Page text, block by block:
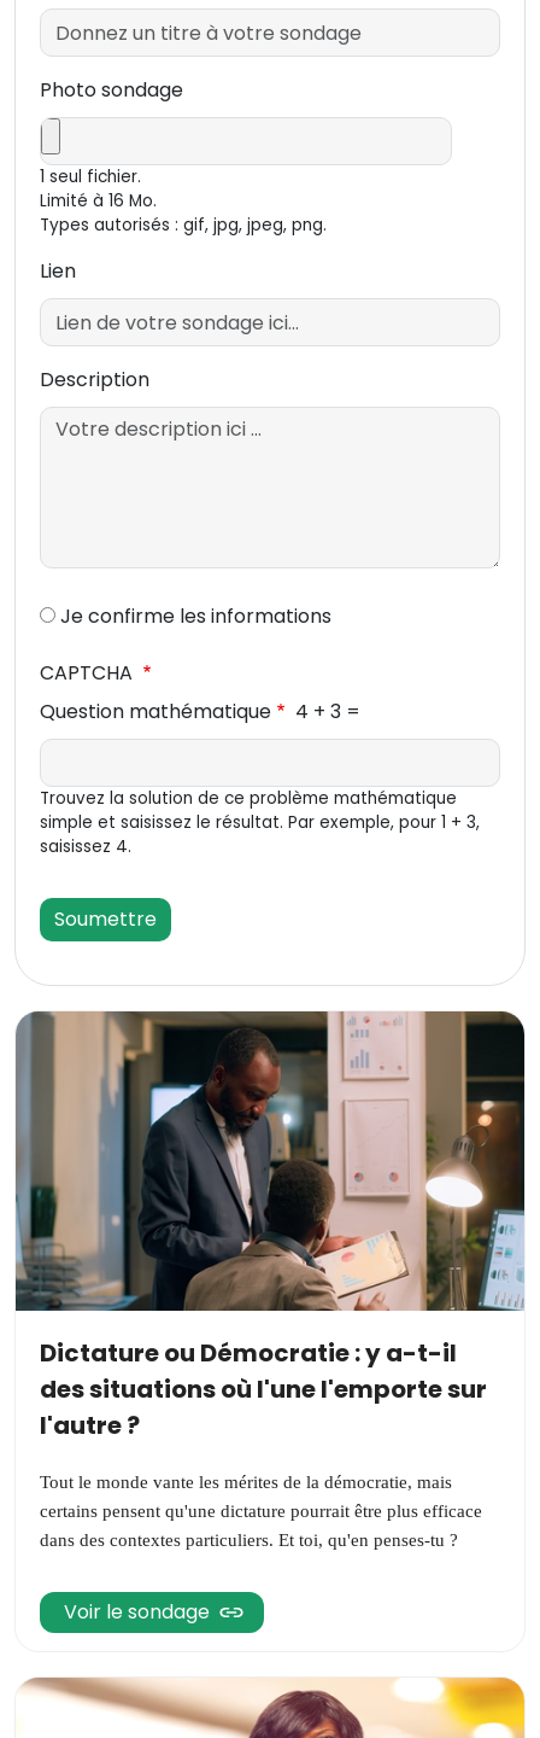
Photo sondage
1 seul fichier.
Limité à 16 Mo.
Types autorisés : gif, jpg, jpeg, png.
Lien
Lien
Description
Confirmation
Je confirme les informations
CAPTCHA
Question mathématique
4 + 3 =
Trouvez la solution de ce problème mathématique
simple et saisissez le résultat. Par exemple, pour 1 + 3,
saisissez 4.
Dictature ou Démocratie : y a-t-il
des situations où l'une l'emporte sur
l'autre ?
Tout le monde vante les mérites de la démocratie, mais
certains pensent qu'une dictature pourrait être plus efficace
dans des contextes particuliers. Et toi, qu'en penses-tu ?
Voir le sondage